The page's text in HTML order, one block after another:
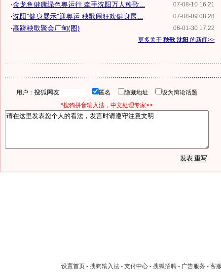
07-08-10 16:21
·金龙鱼健康绿色奥运行 牵手沈阳万人秧歌...
07-08-09 08:28
·沈阳"健身展示"迎奥运 秧歌闹狂欢健身展...
06-01-30 17:22
·高跷秧歌聚会厂甸(图)
更多关于 秧歌 沈阳 的新闻>>
用户： 匿名 隐藏地址
设为辩论话题
*搜狗拼音输入法，中文处理专家>>
设置首页 - 搜狗输入法 - 支付中心 - 搜狐招聘 - 广告服务 - 客